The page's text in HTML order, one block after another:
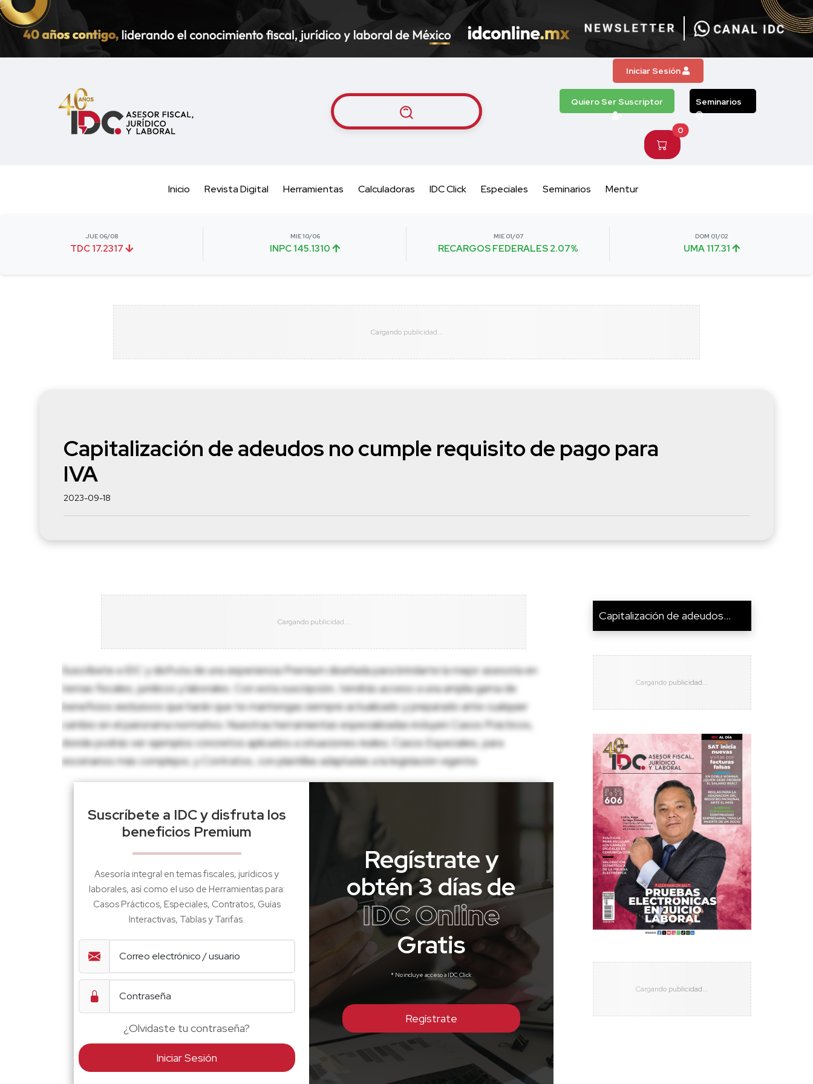
Iniciar Sesión
Quiero Ser Suscriptor Seminarios
0
Inicio Revista Digital Herramientas Calculadoras IDC Click Especiales Seminarios Mentur
JUE 06/08
TDC 17.2317
MIE 10/06
INPC 145.1310
MIE 01/07
RECARGOS FEDERALES 2.07%
DOM 01/02
UMA 117.31
Capitalización de adeudos no cumple requisito de pago para
IVA
2023-09-18
Suscríbete a IDC y disfruta de una experiencia Premium diseñada para brindarte la mejor asesoría en
temas fiscales, jurídicos y laborales. Con esta suscripción, tendrás acceso a una amplia gama de
beneficios exclusivos que harán que te mantengas siempre actualizado y preparado ante cualquier
cambio en el panorama normativo. Nuestras herramientas especializadas incluyen Casos Prácticos,
donde podrás ver ejemplos concretos aplicados a situaciones reales; Casos Especiales, para
escenarios más complejos; y Contratos, con plantillas adaptadas a la legislación vigente.
Suscríbete a IDC y disfruta los
beneficios Premium
Asesoría integral en temas fiscales, jurídicos y
laborales, así como el uso de Herramientas para:
Casos Prácticos, Especiales, Contratos, Guías
Interactivas, Tablas y Tarifas.
¿Olvidaste tu contraseña?
Iniciar Sesión
Regístrate y
obtén 3 días de
IDC Online
Gratis
* No incluye acceso a IDC Click
Regístrate
Capitalización de adeudos...